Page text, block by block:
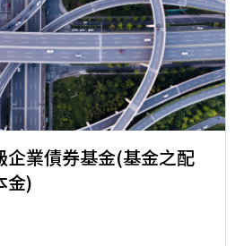
企業債券基金(基金之配
金)